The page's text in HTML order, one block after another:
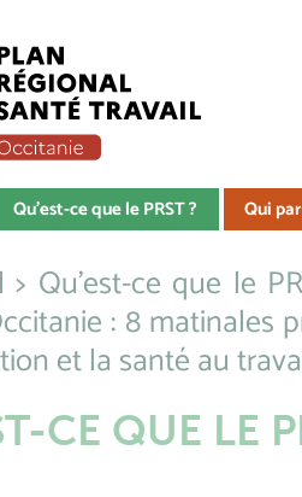
Qu'est-ce que le PRST ? Qui
> Qu'est-ce que le
: 8 matinales
et la santé au
CE QUE LE